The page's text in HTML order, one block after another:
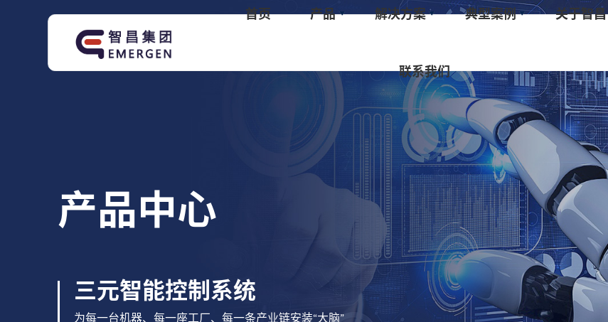
首页 产品 解决方案 典型案例 关于智昌
联系我们
产品中心
三元智能控制系统
为每一台机器、每一座工厂、每一条产业链安装“大脑”